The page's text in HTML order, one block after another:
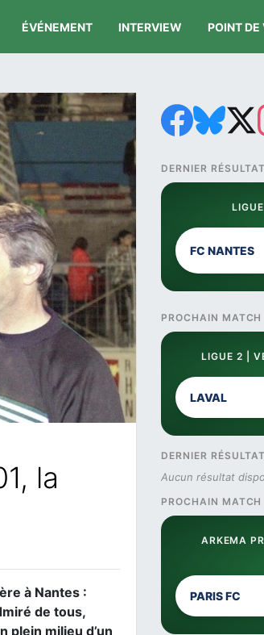
ÉVÉNEMENT INTERVIEW POINT DE
la
à Nantes :
de tous,
plein milieu d’un
DERNIER RÉSULTAT
FC NANTES
PROCHAIN MATCH
LIGUE 2 |
LAVAL
DERNIER RÉSULTAT
Aucun résultat
PROCHAIN MATCH
ARKEMA
PARIS FC